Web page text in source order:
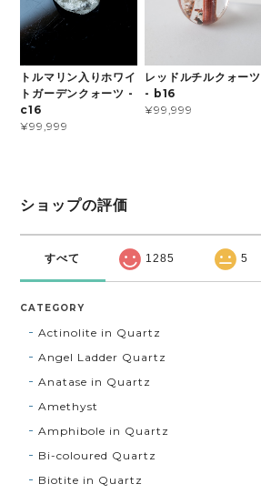
トルマリン入りホワイ
トガーデンクォーツ -
c16
¥99,999
レッドルチルクォーツ
- b16
¥99,999
ショップの評価
すべて 1285 5
CATEGORY
Actinolite in Quartz
Angel Ladder Quartz
Anatase in Quartz
Amethyst
Amphibole in Quartz
Bi-coloured Quartz
Biotite in Quartz